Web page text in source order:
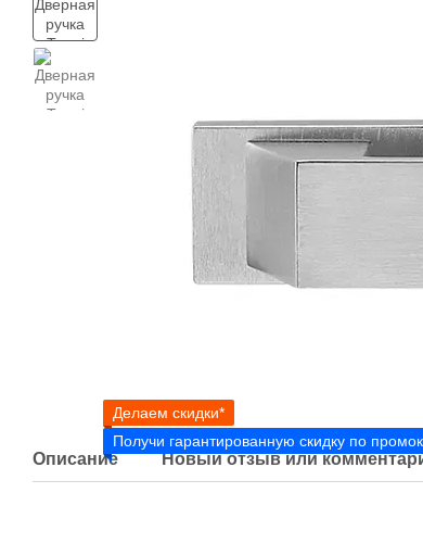
Делаем скидки*
Получи гарантированную скидку по
Описание Новый отзыв или